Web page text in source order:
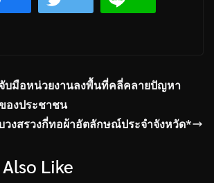
บมือหน่วยงานลงพื้นที่คลี่คลายปัญหา
องประชาชน
งสรวงกี่ทอผ้าอัตลักษณ์ประจำจังหวัด*
Like